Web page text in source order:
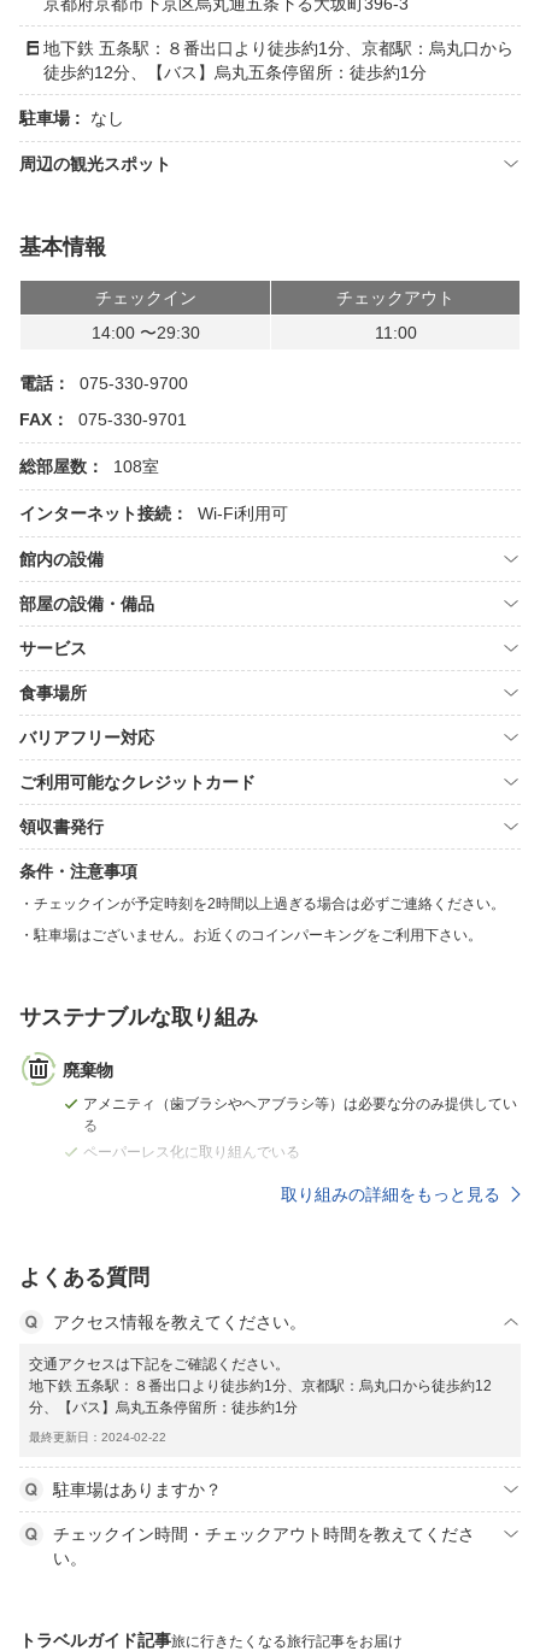
地下鉄 五条駅：８番出口より徒歩約1分、京都駅：烏丸口から
徒歩約12分、【バス】烏丸五条停留所：徒歩約1分
駐車場 : なし
周辺の観光スポット
基本情報
チェックイン
チェックアウト
14:00 〜29:30
11:00
電話：
075-330-9700
FAX：
075-330-9701
総部屋数： 108室
インターネット接続： Wi-Fi利用可
館内の設備
部屋の設備・備品
サービス
食事場所
バリアフリー対応
ご利用可能なクレジットカード
領収書発行
条件・注意事項
チェックインが予定時刻を2時間以上過ぎる場合は必ずご連絡ください。
駐車場はございません。お近くのコインパーキングをご利用下さい。
サステナブルな取り組み
廃棄物
アメニティ（歯ブラシやヘアブラシ等）は必要な分のみ提供してい
る
ペーパーレス化に取り組んでいる
取り組みの詳細をもっと見る
よくある質問
アクセス情報を教えてください。
交通アクセスは下記をご確認ください。
地下鉄 五条駅：８番出口より徒歩約1分、京都駅：烏丸口から徒歩約12
分、【バス】烏丸五条停留所：徒歩約1分
最終更新日：2024-02-22
駐車場はありますか？
チェックイン時間・チェックアウト時間を教えてくださ
い。
トラベルガイド記事旅に行きたくなる旅行記事をお届け